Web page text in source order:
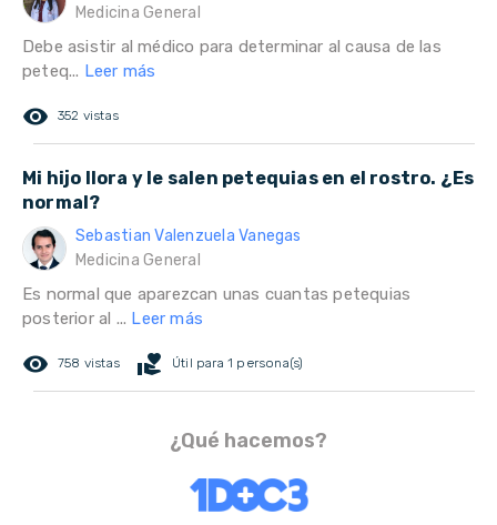
Medicina General
Debe asistir al médico para determinar al causa de las
peteq... Leer más
remove_red_eye 352 vistas
Mi hijo llora y le salen petequias en el rostro. ¿Es
normal?
Sebastian Valenzuela Vanegas
Medicina General
Es normal que aparezcan unas cuantas petequias
posterior al ... Leer más
remove_red_eye 758 vistas volunteer_activism Útil para 1 persona(s)
¿Qué hacemos?